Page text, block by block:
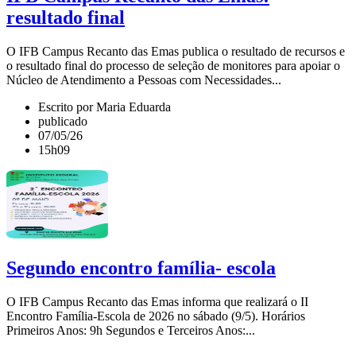
resultado final
O IFB Campus Recanto das Emas publica o resultado de recursos e
o resultado final do processo de seleção de monitores para apoiar o
Núcleo de Atendimento a Pessoas com Necessidades...
Escrito por Maria Eduarda
publicado
07/05/26
15h09
Segundo encontro família- escola
O IFB Campus Recanto das Emas informa que realizará o II
Encontro Família-Escola de 2026 no sábado (9/5). Horários
Primeiros Anos: 9h Segundos e Terceiros Anos:...